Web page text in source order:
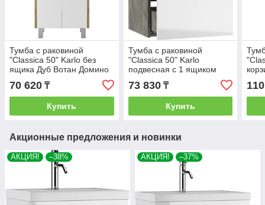
Тумба с раковиной
"Classica 50" Karlo без
ящика Дуб Вотан Домино
70 620 ₸
Купить
Тумба с раковиной
"Classica 50" Karlo
подвесная с 1 ящиком
Бетон Домино
73 830₸
Купить
Акционные предложения и новинки
АКЦИЯ! –38% АКЦИЯ! –37%